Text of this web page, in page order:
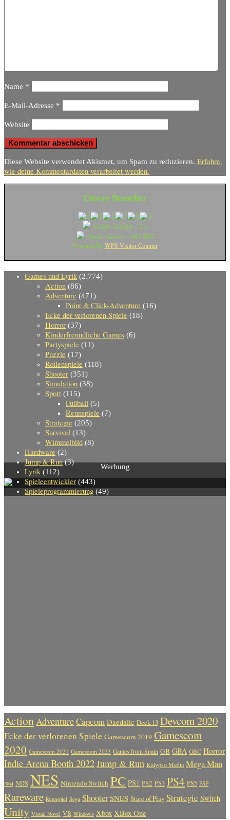
Name *
E-Mail-Adresse *
Website
Diese Website verwendet Akismet, um Spam zu reduzieren. Erfahre,
wie deine Kommentardaten verarbeitet werden.
Unsere Besucher
Users Today : 15
Total views : 461365
Powered By WPS Visitor Counter
Games und Lyrik (2.774)
Action (86)
Adventure (471)
Point & Click-Adventure (16)
Ecke der verlorenen Spiele (18)
Horror (37)
Kinderfreundliche Games (6)
Partyspiele (11)
Puzzle (17)
Rollenspiele (118)
Shooter (351)
Simulation (38)
Sport (115)
Fußball (5)
Rennspiele (7)
Strategie (205)
Survival (13)
Wimmelbild (8)
Hardware (2)
Jump & Run(3)
Lyrik (112)
Spieleentwickler (443)
Spieleprogrammierung (49)
Werbung
Action AdventureCapcom Daedalic Deck 13 Devcom 2020
Ecke der verlorenen Spiele Gamescom 2019 Gamescom
2020 Gamescom 2021 Gamescom 2023 Games from Spain GB GBA GBC Horror
Indie Arena Booth 2022Jump & Run Kalypso Media Mega Man
N64 NDS NES Nintendo Switch PC PS1 PS2 PS3 PS4 PS5 PSP
Rareware Rennspiel Sega Shooter SNES State of Play Strategie Switch
Unity Visual Novel VR Windows Xbox XBox One